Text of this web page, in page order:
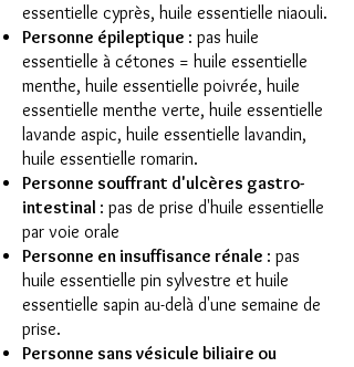
essentielle cyprès, huile essentielle niaouli.
Personne épileptique : pas huile
essentielle à cétones = huile essentielle
menthe, huile essentielle poivrée, huile
essentielle menthe verte, huile essentielle
lavande aspic, huile essentielle lavandin,
huile essentielle romarin.
Personne souffrant d'ulcères gastro-
intestinal : pas de prise d'huile essentielle
par voie orale
Personne en insuffisance rénale : pas
huile essentielle pin sylvestre et huile
essentielle sapin au-delà d'une semaine de
prise.
Personne sans vésicule biliaire ou